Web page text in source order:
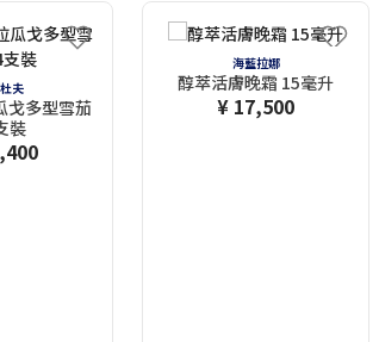
夫
戈多型雪茄
裝
海藍拉娜
醇萃活膚晚霜 15毫升
¥ 17,500